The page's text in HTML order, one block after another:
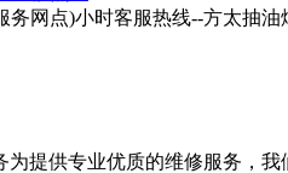
网点)小时客服热线--方太抽
提供专业优质的维修服务，